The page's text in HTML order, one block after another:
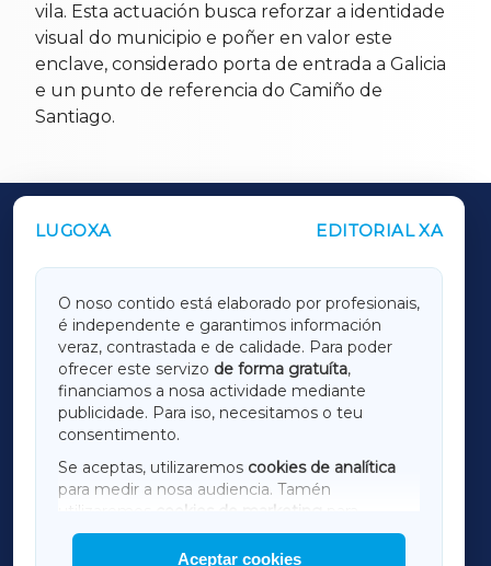
vila. Esta actuación busca reforzar a identidade
visual do municipio e poñer en valor este
enclave, considerado porta de entrada a Galicia
e un punto de referencia do Camiño de
Santiago.
LUGOXA EDITORIAL XA
O noso contido está elaborado por profesionais,
é independente e garantimos información
veraz, contrastada e de calidade. Para poder
ofrecer este servizo de forma gratuíta,
financiamos a nosa actividade mediante
publicidade. Para iso, necesitamos o teu
consentimento.
Se aceptas, utilizaremos cookies de analítica
para medir a nosa audiencia. Tamén
utilizaremos
cookies de marketing
mostrar publicidade de terceiros.
Aceptar cookies
OUTROS PERIÓDICOS
LUGOXA
TERRACHAXA
AMARIÑAXA